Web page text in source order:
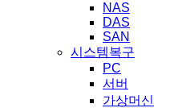
NAS
DAS
SAN
시스템복구
PC
서버
가상머신